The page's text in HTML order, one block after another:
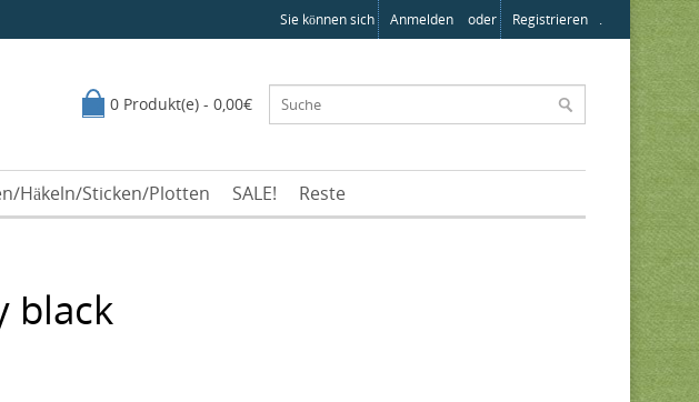
Sie können sich Anmelden oder Registrieren .
0 Produkt(e) - 0,00€
Häkeln/Sticken/Plotten SALE! Reste
black